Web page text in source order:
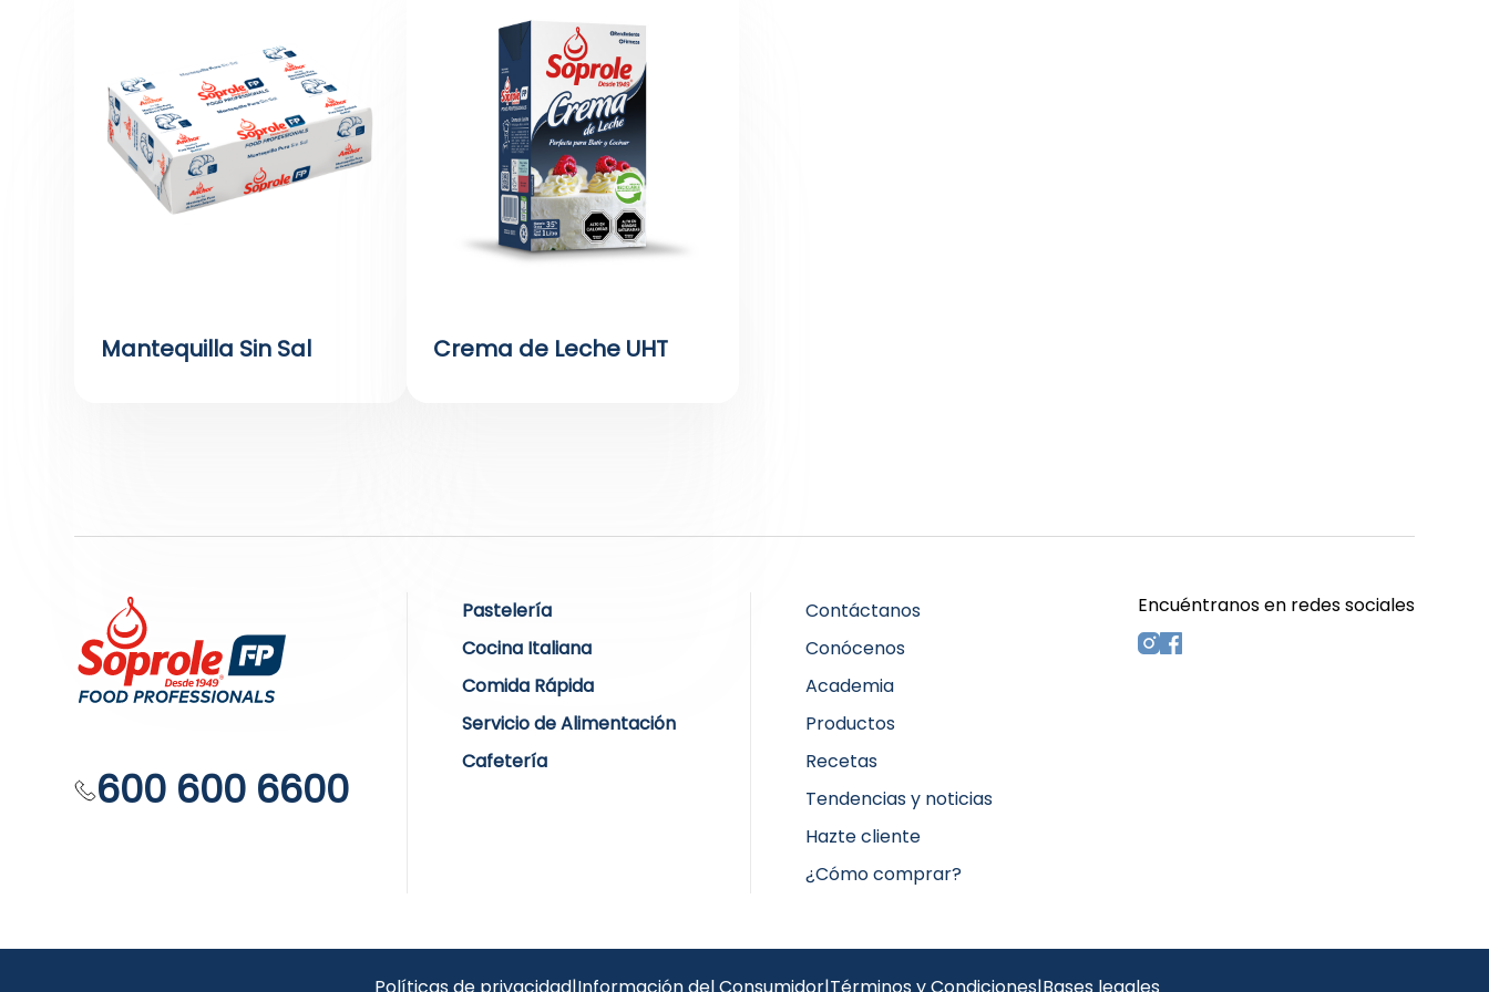
Mantequilla Sin Sal Crema de Leche UHT
600 600 6600
Pastelería
Cocina Italiana
Comida Rápida
Servicio de Alimentación
Cafetería
Contáctanos
Conócenos
Academia
Productos
Recetas
Tendencias y noticias
Hazte cliente
¿Cómo comprar?
Encuéntranos en redes sociales
Políticas de privacidad|Información del Consumidor|Términos y Condiciones|Bases legales